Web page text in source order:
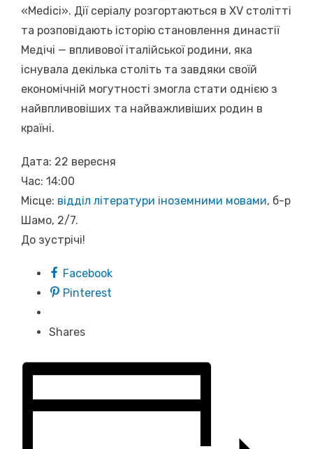
«Medici». Дії серіалу розгортаються в XV столітті
та розповідають історію становлення династії
Медічі — впливової італійської родини, яка
існувала декілька століть та завдяки своїй
економічній могутності змогла стати однією з
найвпливовіших та найважливіших родин в
країні.
Дата: 22 вересня
Час: 14:00
Місце: відділ літератури іноземними мовами, б-р
Шамо, 2/7.
До зустрічі!
Facebook
Pinterest
Shares